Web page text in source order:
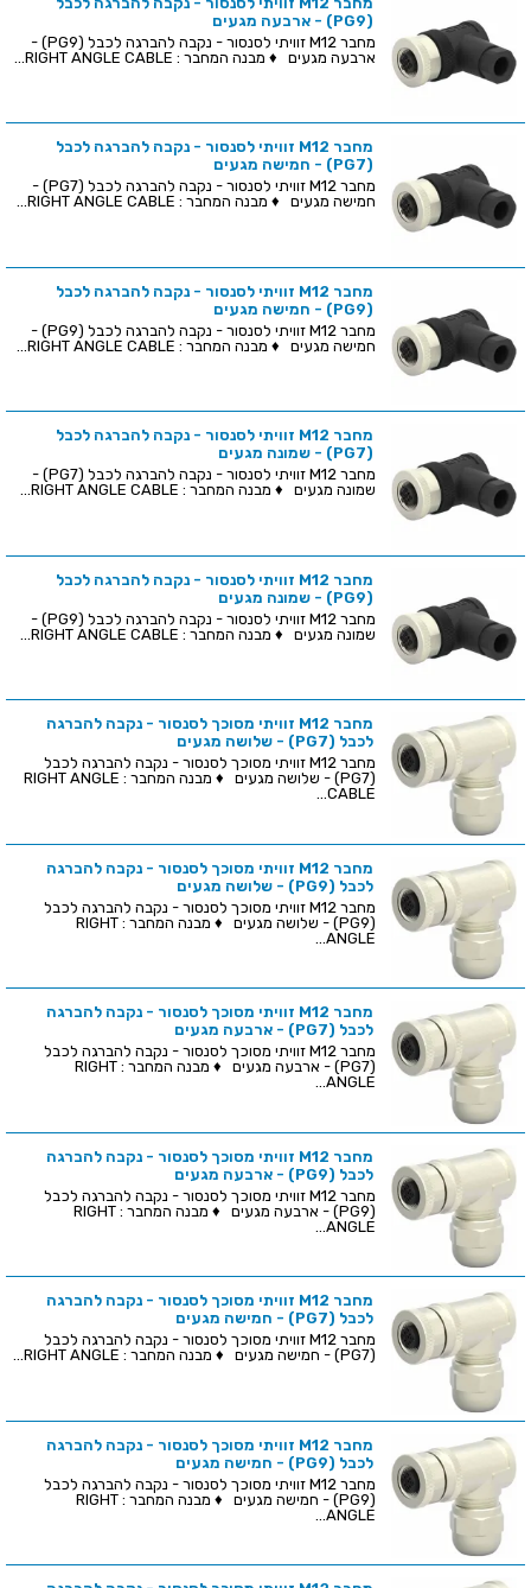
(PG9) - ארבעה מגעים
מחבר M12 זוויתי לסנסור - נקבה להברגה לכבל (PG9) -
ארבעה מגעים ♦ מבנה המחבר : RIGHT ANGLE CABLE...
מחבר M12 זוויתי לסנסור - נקבה להברגה לכבל
(PG7) - חמישה מגעים
מחבר M12 זוויתי לסנסור - נקבה להברגה לכבל (PG7) -
חמישה מגעים ♦ מבנה המחבר : RIGHT ANGLE CABLE...
מחבר M12 זוויתי לסנסור - נקבה להברגה לכבל
(PG9) - חמישה מגעים
מחבר M12 זוויתי לסנסור - נקבה להברגה לכבל (PG9) -
חמישה מגעים ♦ מבנה המחבר : RIGHT ANGLE CABLE...
מחבר M12 זוויתי לסנסור - נקבה להברגה לכבל
(PG7) - שמונה מגעים
מחבר M12 זוויתי לסנסור - נקבה להברגה לכבל (PG7) -
שמונה מגעים ♦ מבנה המחבר : RIGHT ANGLE CABLE...
מחבר M12 זוויתי לסנסור - נקבה להברגה לכבל
(PG9) - שמונה מגעים
מחבר M12 זוויתי לסנסור - נקבה להברגה לכבל (PG9) -
שמונה מגעים ♦ מבנה המחבר : RIGHT ANGLE CABLE...
מחבר M12 זוויתי מסוכך לסנסור - נקבה להברגה
לכבל (PG7) - שלושה מגעים
מחבר M12 זוויתי מסוכך לסנסור - נקבה להברגה לכבל
(PG7) - שלושה מגעים ♦ מבנה המחבר : RIGHT ANGLE
CABLE...
מחבר M12 זוויתי מסוכך לסנסור - נקבה להברגה
לכבל (PG9) - שלושה מגעים
מחבר M12 זוויתי מסוכך לסנסור - נקבה להברגה לכבל
(PG9) - שלושה מגעים ♦ מבנה המחבר : RIGHT
ANGLE...
מחבר M12 זוויתי מסוכך לסנסור - נקבה להברגה
לכבל (PG7) - ארבעה מגעים
מחבר M12 זוויתי מסוכך לסנסור - נקבה להברגה לכבל
(PG7) - ארבעה מגעים ♦ מבנה המחבר : RIGHT
ANGLE...
מחבר M12 זוויתי מסוכך לסנסור - נקבה להברגה
לכבל (PG9) - ארבעה מגעים
מחבר M12 זוויתי מסוכך לסנסור - נקבה להברגה לכבל
(PG9) - ארבעה מגעים ♦ מבנה המחבר : RIGHT
ANGLE...
מחבר M12 זוויתי מסוכך לסנסור - נקבה להברגה
לכבל (PG7) - חמישה מגעים
מחבר M12 זוויתי מסוכך לסנסור - נקבה להברגה לכבל
(PG7) - חמישה מגעים ♦ מבנה המחבר : RIGHT ANGLE...
מחבר M12 זוויתי מסוכך לסנסור - נקבה להברגה
לכבל (PG9) - חמישה מגעים
מחבר M12 זוויתי מסוכך לסנסור - נקבה להברגה לכבל
(PG9) - חמישה מגעים ♦ מבנה המחבר : RIGHT
ANGLE...